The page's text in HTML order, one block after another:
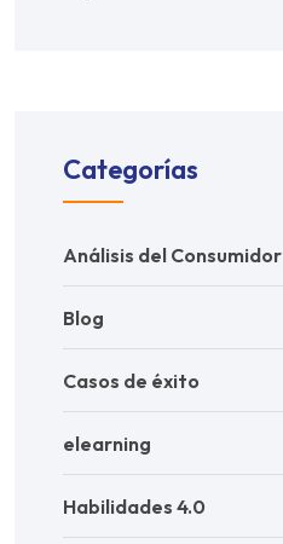
Categorías
Análisis del Consumidor
Blog
Casos de éxito
elearning
Habilidades 4.0